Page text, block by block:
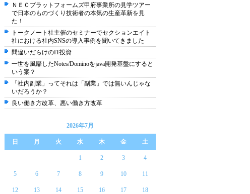
ＮＥＣプラットフォームズ甲府事業所の見学ツアー
で日本のものづくり技術者の本気の生産革新を見
た！
トークノート社主催のセミナーでセクションエイト
社における社内SNSの導入事例を聞いてきました
間違いだらけのIT投資
一世を風靡したNotes/Dominoをjava開発基盤にすると
いう案？
「社内副業」ってそれは「副業」では無いんじゃな
いだろうか？
良い働き方改革、悪い働き方改革
2026年7月
日 月 火 水 木 金 土
1 2 3 4
5 6 7 8 9 10 11
12 13 14 15 16 17 18